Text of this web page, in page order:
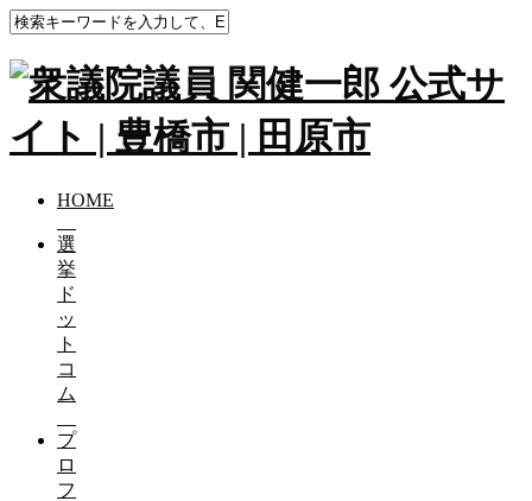
HOME
選
挙
ド
ッ
ト
コ
ム
プ
ロ
フ